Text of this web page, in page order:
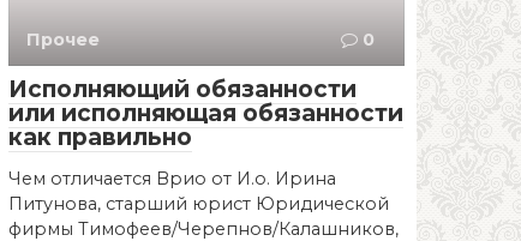
Прочее 0
Исполняющий обязанности
или исполняющая обязанности
как правильно
Чем отличается Врио от И.о. Ирина
Питунова, старший юрист Юридической
фирмы Тимофеев/Черепнов/Калашников,